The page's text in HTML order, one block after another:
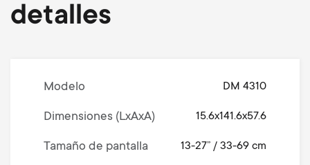
detalles
Modelo DM 4310
Dimensiones (LxAxA) 15.6x141.6x57.6
Tamaño de pantalla 13-27” / 33-69 cm